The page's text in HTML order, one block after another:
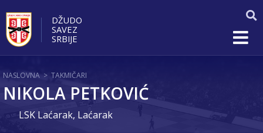
DŽUDO
SAVEZ
SRBIJE
NASLOVNA > TAKMIČARI
NIKOLA PETKOVIĆ
LSK Laćarak, Laćarak